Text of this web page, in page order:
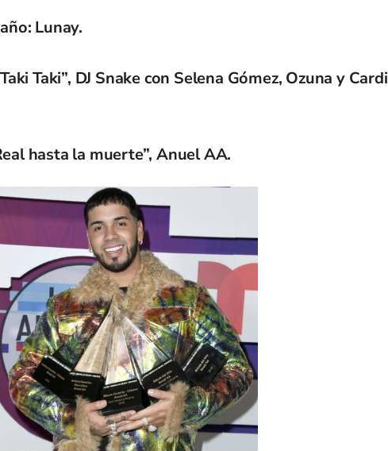
Lunay.
Taki”, DJ Snake con Selena Gómez, Ozuna y Cardi
hasta la muerte”, Anuel AA.